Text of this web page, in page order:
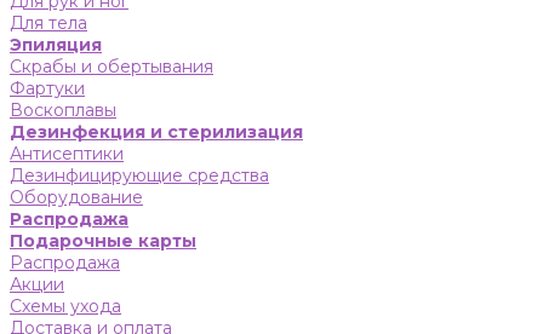
Для тела
Эпиляция
Скрабы и обертывания
Фартуки
Воскоплавы
Дезинфекция и стерилизация
Антисептики
Дезинфицирующие средства
Оборудование
Распродажа
Подарочные карты
Распродажа
Акции
Схемы ухода
Доставка и оплата